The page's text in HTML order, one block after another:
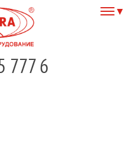
777 6